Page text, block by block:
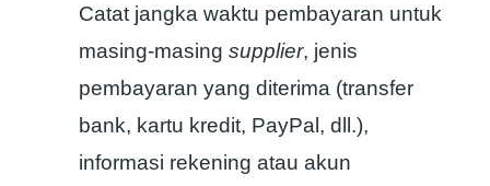
Catat jangka waktu pembayaran untuk
masing-masing supplier, jenis
pembayaran yang diterima (transfer
bank, kartu kredit, PayPal, dll.),
informasi rekening atau akun